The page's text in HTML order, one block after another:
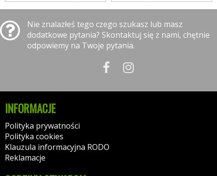
Nie znalazłeś tego czego szukasz lub masz
dodatkowe pytania? Skontaktuj się z nami, chętnie
odpowiemy na Twoje pytania.
INFORMACJE
Polityka prywatności
Polityka cookies
Klauzula informacyjna RODO
Reklamacje